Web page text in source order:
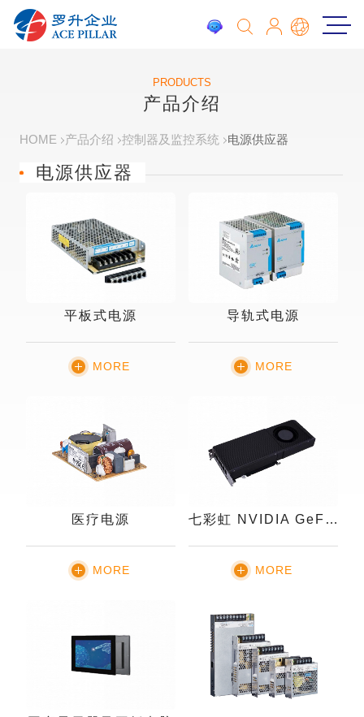
PRODUCTS
产品介绍
HOME 产品介绍 控制器及监控系统 电源供应器
电源供应器
平板式电源
MORE
导轨式电源
MORE
医疗电源
MORE
七彩虹 NVIDIA GeForce 系列
MORE